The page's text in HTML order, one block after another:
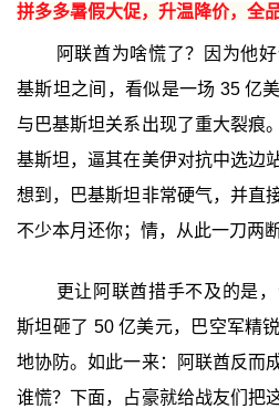
拼多多暑假大促，升温降价，全
阿联酋为啥慌了？因为他
基斯坦之间，看似是一场 35 亿
与巴基斯坦关系出现了重大裂痕
基斯坦，逼其在美伊对抗中选边
想到，巴基斯坦非常硬气，并直
不少本月还你；情，从此一刀两断
更让阿联酋措手不及的是
斯坦砸了 50 亿美元，巴空军精
地协防。如此一来：阿联酋反而
谁慌？下面，占豪就给战友们把